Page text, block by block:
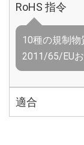
RoHS 指令
10種の規制物
2011/65/EU
適合